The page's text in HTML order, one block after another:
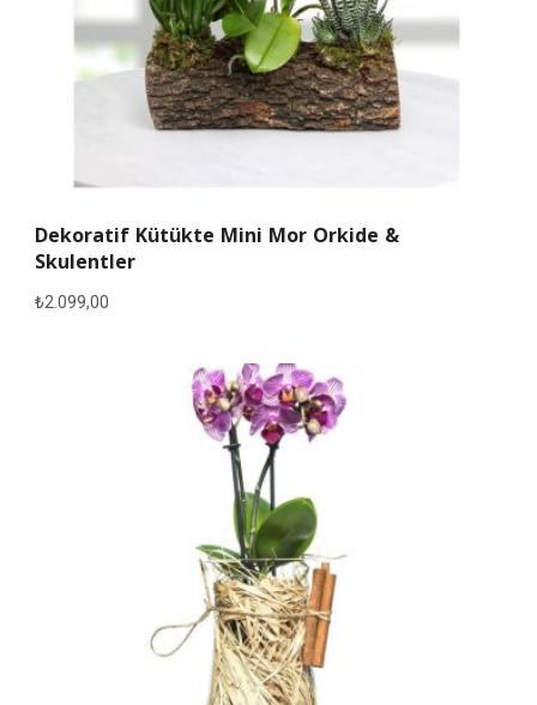
Dekoratif Kütükte Mini Mor Orkide &
Skulentler
₺2.099,00